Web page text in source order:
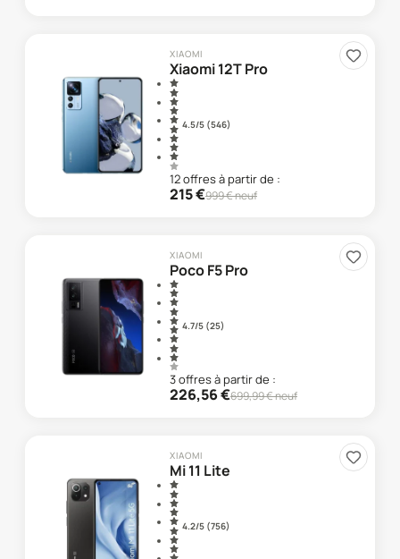
XIAOMI
Xiaomi 12T Pro
4.5/5 (546)
12offresà partir de :
215€999€ neuf
XIAOMI
Poco F5 Pro
4.7/5 (25)
3offresà partir de :
226,56€699,99€ neuf
XIAOMI
Mi 11 Lite
4.2/5 (756)